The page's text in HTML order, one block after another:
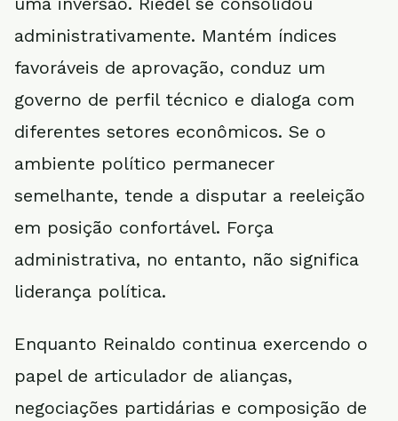
administrativamente. Mantém índices
favoráveis de aprovação, conduz um
governo de perfil técnico e dialoga com
diferentes setores econômicos. Se o
ambiente político permanecer
semelhante, tende a disputar a reeleição
em posição confortável. Força
administrativa, no entanto, não significa
liderança política.
Enquanto Reinaldo continua exercendo o
papel de articulador de alianças,
negociações partidárias e composição de